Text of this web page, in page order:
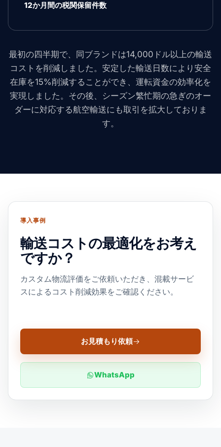
12か月間の税関保留件数
最初の四半期で、同ブランドは14,000ドル以上の輸送
コストを削減しました。安定した輸送日数により安全
在庫を15%削減することができ、運転資金の効率化を
実現しました。その後、シーズン繁忙期の急ぎのオー
ダーに対応する航空輸送にも取引を拡大しておりま
す。
導入事例
輸送コストの最適化をお考え
ですか？
カスタム物流評価をご依頼いただき、混載サービ
スによるコスト削減効果をご確認ください。
お見積もり依頼
WhatsApp